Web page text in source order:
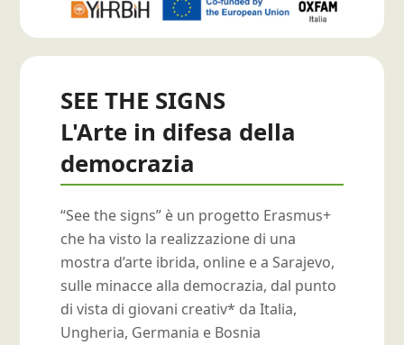
SEE THE SIGNS
L'Arte in difesa della
democrazia
“See the signs” è un progetto Erasmus+
che ha visto la realizzazione di una
mostra d’arte ibrida, online e a Sarajevo,
sulle minacce alla democrazia, dal punto
di vista di giovani creativ* da Italia,
Ungheria, Germania e Bosnia